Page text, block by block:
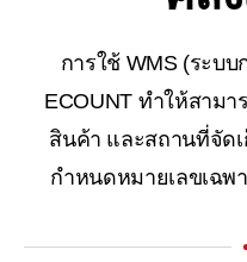
การใช้ WMS (ระบ
ECOUNT ทำให้สาม
สินค้า และสถานที่จัด
กำหนดหมายเลขเฉพ